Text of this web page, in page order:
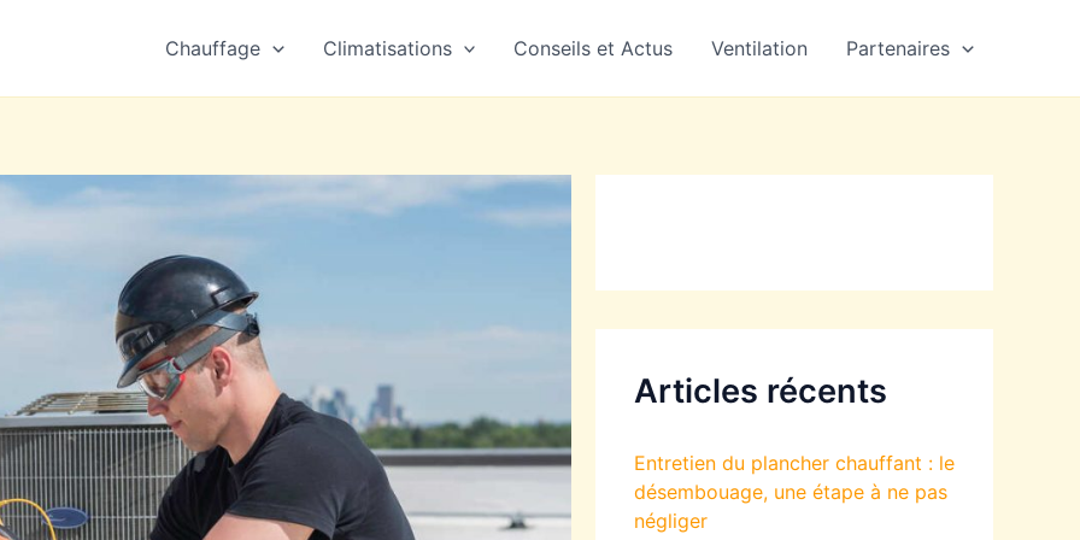
Chauffage Climatisations Conseils et Actus Ventilation Partenaires
Articles récents
Entretien du plancher chauffant : le
désembouage, une étape à ne pas
négliger